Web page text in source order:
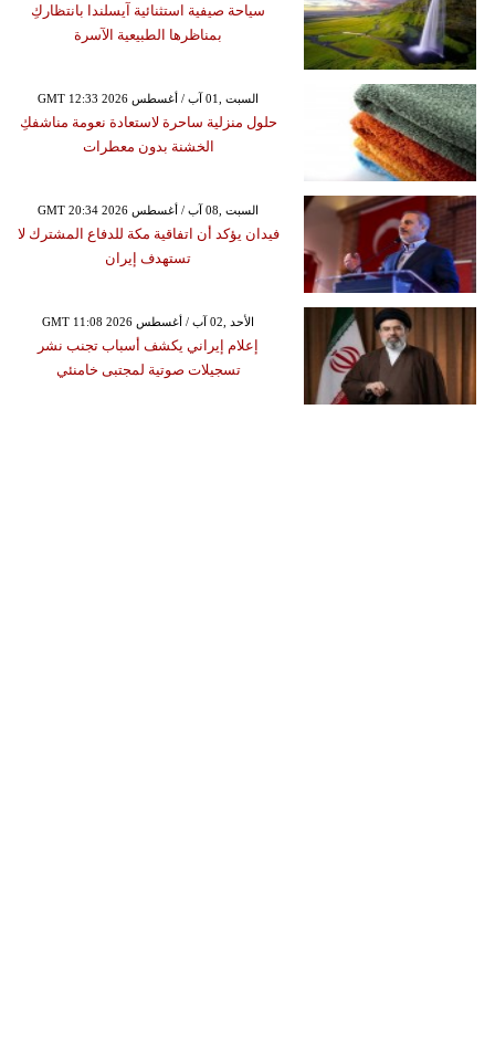
سياحة صيفية استثنائية آيسلندا بانتظاركِ
بمناظرها الطبيعية الآسرة
GMT 12:33 2026 السبت ,01 آب / أغسطس
حلول منزلية ساحرة لاستعادة نعومة مناشفكِ
الخشنة بدون معطرات
GMT 20:34 2026 السبت ,08 آب / أغسطس
فيدان يؤكد أن اتفاقية مكة للدفاع المشترك لا
تستهدف إيران
GMT 11:08 2026 الأحد ,02 آب / أغسطس
إعلام إيراني يكشف أسباب تجنب نشر
تسجيلات صوتية لمجتبى خامنئي